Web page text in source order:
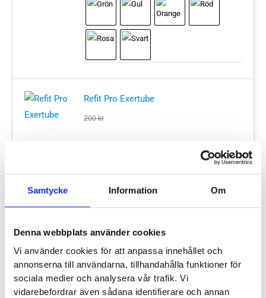
Samtycke Information Om
Denna webbplats använder cookies
Vi använder cookies för att anpassa innehållet och
annonserna till användarna, tillhandahålla funktioner för
sociala medier och analysera vår trafik. Vi
vidarebefordrar även sådana identifierare och annan
Refit Pro Exertube
200kr
Medium Hard
Behandlingspaket
Axel/Bröstrygg
Bas
mängd
✓I lager - snabb leverans✓ Fria byten✓Fri frakt från 899 kr
✓ Betala säkert och enkelt —